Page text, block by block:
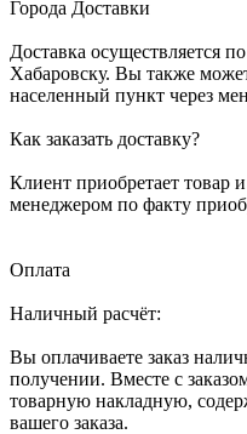
Города Доставки
Доставка осуществляется
Хабаровску. Вы также
населенный пункт через
Как заказать доставку?
Клиент приобретает товар
менеджером по факту
Оплата
Наличный расчёт:
Вы оплачиваете заказ
получении. Вместе с
товарную накладную,
вашего заказа.